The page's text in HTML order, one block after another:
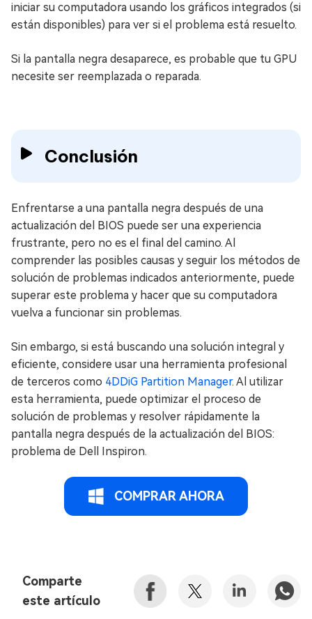
iniciar su computadora usando los gráficos integrados (si
están disponibles) para ver si el problema está resuelto.
Si la pantalla negra desaparece, es probable que tu GPU
necesite ser reemplazada o reparada.
Conclusión
Enfrentarse a una pantalla negra después de una
actualización del BIOS puede ser una experiencia
frustrante, pero no es el final del camino. Al
comprender las posibles causas y seguir los métodos de
solución de problemas indicados anteriormente, puede
superar este problema y hacer que su computadora
vuelva a funcionar sin problemas.
Sin embargo, si está buscando una solución integral y
eficiente, considere usar una herramienta profesional
de terceros como 4DDiG Partition Manager. Al utilizar
esta herramienta, puede optimizar el proceso de
solución de problemas y resolver rápidamente la
pantalla negra después de la actualización del BIOS:
problema de Dell Inspiron.
COMPRAR AHORA
Comparte
este artículo